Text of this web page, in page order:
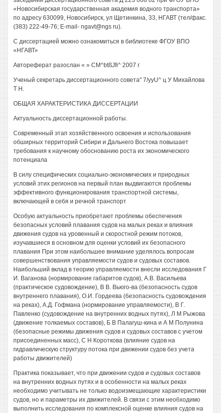
«Новосибирская государственная академия водного транспорта»
по адресу 630099, Новосибирск, ул Щетинкина, 33, НГАВТ (тел/факс.
(383) 222-49-76; E-mail- ngavt@ngs ru).
С диссертацией можно ознакомиться в библиотеке ФГОУ ВПО
«НГАВТ»
Автореферат разослан « » CM^btßJfi^ 2007 г
Ученый секретарь диссертационного совета" 7/yyU^ ц У Михайлова
Т Н.
ОБЩАЯ ХАРАКТЕРИСТИКА ДИССЕРТАЦИИ
Актуальность диссертационной работы.
Современный этап хозяйственного освоения и использования
обширных территорий Сибири и Дальнего Востока повышает
требования к научному обоснованию роста их экономического
потенциала
В силу специфических социально-экономических и природных
условий этих регионов на первый план выдвигаются проблемы
эффективного функционирования транспортной системы,
включающей в себя и речной транспорт
Особую актуальность приобретают проблемы обеспечения
безопасных условий плавания судов на малых реках и влияния
движения судов на уровенный и скоростной режим потоков,
изучавшиеся в основном для оценки условий их безопасного
плавания При этом наибольшее внимание уделялось вопросам
совершенствования управляемости судов и судовых составов.
Наибольший вклад в теорию управляемости внесли исследования Г
И. Ваганова (нормирование габаритов судов), А.В. Васильева
(практическое судовождение), В В. Вьюго-ва (безопасность судов
внутреннего плавания), О.И. Гордеева (безопасность судовождения
на реках), А.Д. Гофмана (нормирование управляемости), В Г.
Павленко (судовождение на внутренних водных путях), Л М Рыжова
(движение толкаемых составов), Б В Палагуш-кина и А М Полунина
(безопасные режимы движения судов и судовых составов с учетом
присоединенных масс), С Н Короткова (влияние судов на
гидравлическую структуру потока при движении судов без учета
работы движителей)
Практика показывает, что при движении судов и судовых составов
на внутренних водных путях и в особенности на малых реках
необходимо учитывать не только водоизмещающие характеристики
судов, но и параметры их движителей. В связи с этим необходимо
выполнить исследования по комплексной оценке влияния судов на